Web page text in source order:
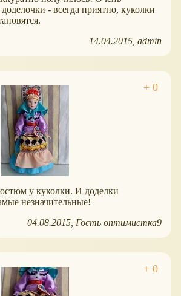
- всегда приятно, куколки
14.04.2015 admin
у куколки. И доделки
незначительные!
04.08.2015 Гость оптимистка9